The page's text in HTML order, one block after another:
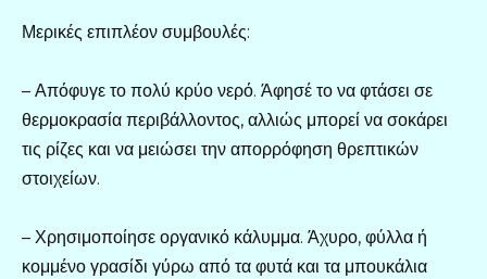
Μερικές επιπλέον συμβουλές:
– Απόφυγε το πολύ κρύο νερό. Άφησέ το να φτάσει σε
θερμοκρασία περιβάλλοντος, αλλιώς μπορεί να σοκάρει
τις ρίζες και να μειώσει την απορρόφηση θρεπτικών
στοιχείων.
– Χρησιμοποίησε οργανικό κάλυμμα. Άχυρο, φύλλα ή
κομμένο γρασίδι γύρω από τα φυτά και τα μπουκάλια